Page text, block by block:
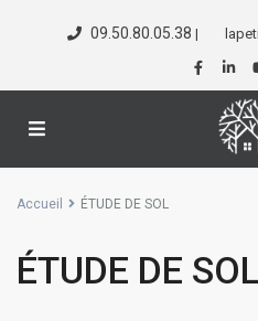
09.50.80.05.38 |
Accueil ÉTUDE DE SOL
ÉTUDE DE SOL